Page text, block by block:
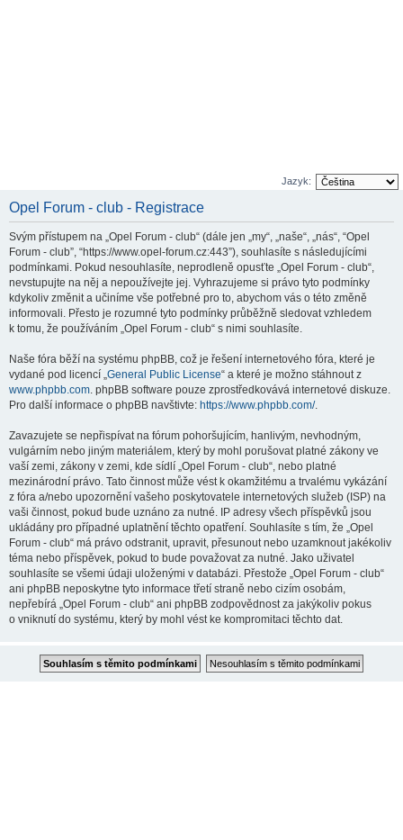
Jazyk:
Opel Forum - club - Registrace
Svým přístupem na „Opel Forum - club“ (dále jen „my“, „naše“, „nás“, “Opel
Forum - club”, “https://www.opel-forum.cz:443”), souhlasíte s následujícími
podmínkami. Pokud nesouhlasíte, neprodleně opusťte „Opel Forum - club“,
nevstupujte na něj a nepoužívejte jej. Vyhrazujeme si právo tyto podmínky
kdykoliv změnit a učiníme vše potřebné pro to, abychom vás o této změně
informovali. Přesto je rozumné tyto podmínky průběžně sledovat vzhledem
k tomu, že používáním „Opel Forum - club“ s nimi souhlasíte.
Naše fóra běží na systému phpBB, což je řešení internetového fóra, které je
vydané pod licencí „General Public License“ a které je možno stáhnout z
www.phpbb.com. phpBB software pouze zprostředkovává internetové diskuze.
Pro další informace o phpBB navštivte: https://www.phpbb.com/.
Zavazujete se nepřispívat na fórum pohoršujícím, hanlivým, nevhodným,
vulgárním nebo jiným materiálem, který by mohl porušovat platné zákony ve
vaší zemi, zákony v zemi, kde sídlí „Opel Forum - club“, nebo platné
mezinárodní právo. Tato činnost může vést k okamžitému a trvalému vykázání
z fóra a/nebo upozornění vašeho poskytovatele internetových služeb (ISP) na
vaši činnost, pokud bude uznáno za nutné. IP adresy všech příspěvků jsou
ukládány pro případné uplatnění těchto opatření. Souhlasíte s tím, že „Opel
Forum - club“ má právo odstranit, upravit, přesunout nebo uzamknout jakékoliv
téma nebo příspěvek, pokud to bude považovat za nutné. Jako uživatel
souhlasíte se všemi údaji uloženými v databázi. Přestože „Opel Forum - club“
ani phpBB neposkytne tyto informace třetí straně nebo cizím osobám,
nepřebírá „Opel Forum - club“ ani phpBB zodpovědnost za jakýkoliv pokus
o vniknutí do systému, který by mohl vést ke kompromitaci těchto dat.